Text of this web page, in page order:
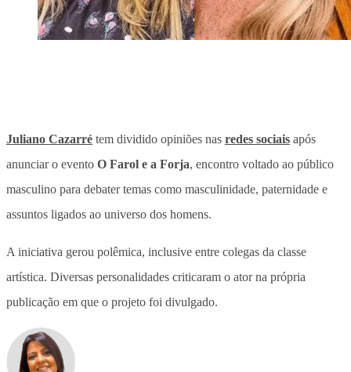
Juliano Cazarré tem dividido opiniões nas redes sociais após
anunciar o evento O Farol e a Forja, encontro voltado ao público
masculino para debater temas como masculinidade, paternidade e
assuntos ligados ao universo dos homens.
A iniciativa gerou polêmica, inclusive entre colegas da classe
artística. Diversas personalidades criticaram o ator na própria
publicação em que o projeto foi divulgado.